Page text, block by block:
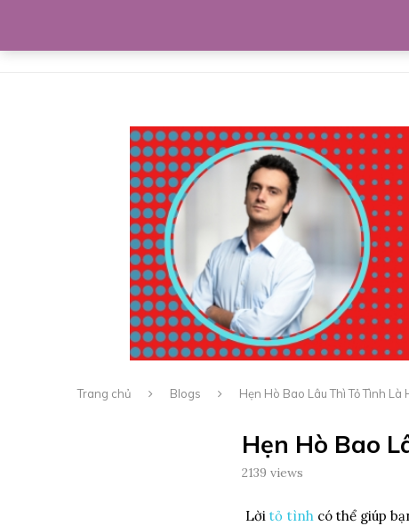
Trang chủ Blogs Hẹn Hò Bao Lâu Thì Tỏ Tình Là
Hẹn Hò Bao
2139 views
Lờitỏ tìnhcó thể giúp